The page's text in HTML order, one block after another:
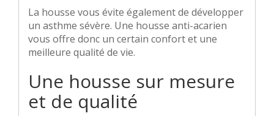
La housse vous évite également de développer
un asthme sévère. Une housse anti-acarien
vous offre donc un certain confort et une
meilleure qualité de vie.
Une housse sur mesure
et de qualité